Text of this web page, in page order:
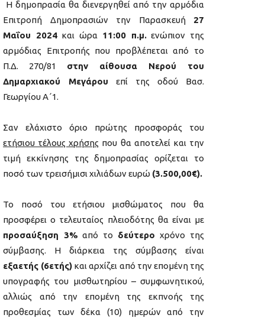
Η δημοπρασία θα διενεργηθεί από την αρμόδια
Επιτροπή Δημοπρασιών την Παρασκευή 27
Μαΐου 2024και ώρα 11:00 π.μ.ενώπιον της
αρμόδιας Επιτροπής που προβλέπεται από το
Π.Δ. 270/81 στην αίθουσα Νερού του
Δημαρχιακού Μεγάρου επί της οδού Βασ.
Γεωργίου Α΄1.
Σαν ελάχιστο όριο πρώτης προσφοράς του
ετήσιου τέλους χρήσης που θα αποτελεί και την
τιμή εκκίνησης της δημοπρασίας ορίζεται το
ποσό των τρεισήμισι χιλιάδων ευρώ (3.500,00€).
Το ποσό του ετήσιου μισθώματος που θα
προσφέρει ο τελευταίος πλειοδότης θα είναι με
προσαύξηση 3% από το δεύτεροχρόνο της
σύμβασης. Η διάρκεια της σύμβασης είναι
εξαετής (6ετής) και αρχίζει από την επομένη της
υπογραφής του μισθωτηρίου – συμφωνητικού,
αλλιώς από την επομένη της εκπνοής της
προθεσμίας των δέκα (10) ημερών από την